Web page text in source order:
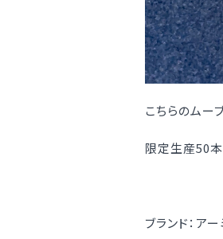
こちらのムー
限定生産50本
ブランド：ア